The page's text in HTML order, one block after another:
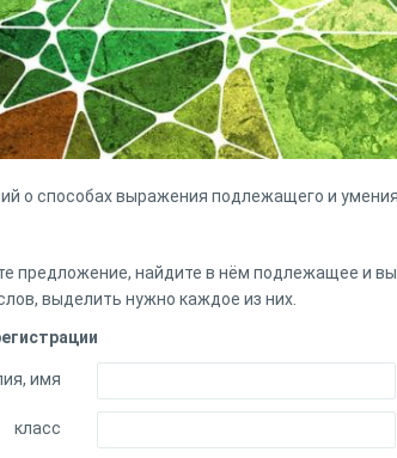
о способах выражения подлежащего и
предложение, найдите в нём подлежащее и
выделить нужно каждое из них.
имя
класс